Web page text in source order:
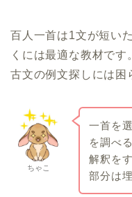
百人一首は1文が短い
くには最適な教材です
古文の例文探しには困
ちゃこ
一首を
を調べ
解釈を
部分は